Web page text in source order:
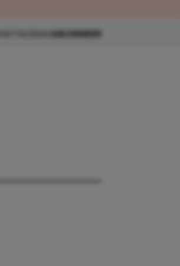
ABONNEER